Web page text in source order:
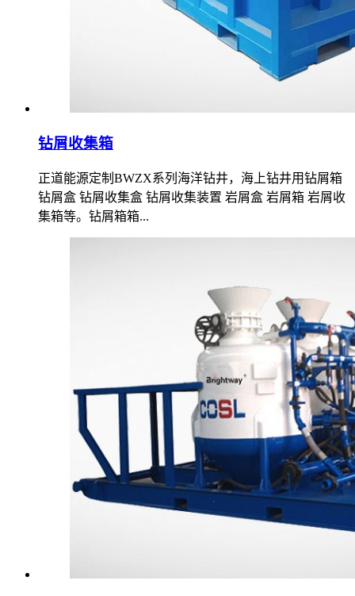
钻屑收集箱
正道能源定制BWZX系列海洋钻井，海上钻井用钻屑箱
钻屑盒 钻屑收集盒 钻屑收集装置 岩屑盒 岩屑箱 岩屑收
集箱等。钻屑箱箱...